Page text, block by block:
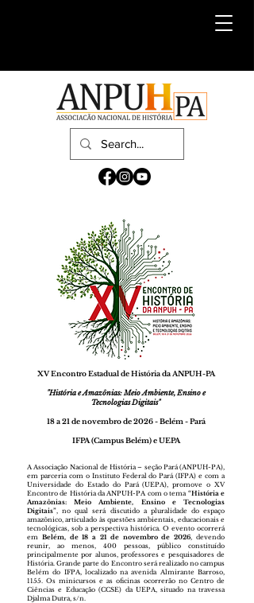
XV Encontro Estadual de História da ANPUH-PA
"História e Amazônias: Meio Ambiente, Ensino e
Tecnologias Digitais"
18 a 21 de novembro de 2026 - Belém - Pará
IFPA (Campus Belém) e UEPA
A Associação Nacional de História – seção Pará (ANPUH-PA),
em parceria com o Instituto Federal do Pará (IFPA) e com a
Universidade do Estado do Pará (UEPA), promove o XV
Encontro de História da ANPUH-PA com o tema “História e
Amazônias: Meio Ambiente, Ensino e Tecnologias
Digitais”, no qual será discutido a pluralidade do espaço
amazônico, articulado às questões ambientais, educacionais e
tecnológicas, sob a perspectiva histórica. O evento ocorrerá
em Belém, de 18 a 21 de novembro de 2026, devendo
reunir, ao menos, 400 pessoas, público constituído
principalmente por alunos, professores e pesquisadores de
História. Grande parte do Encontro será realizado no campus
Belém do IFPA, localizado na avenida Almirante Barroso,
1155. Os minicursos e as oficinas ocorrerão no Centro de
Ciências e Educação (CCSE) da UEPA, situado na travessa
Djalma Dutra, s/n.